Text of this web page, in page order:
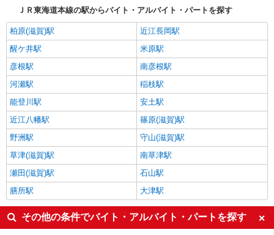
ＪＲ東海道本線の駅からバイト・アルバイト・パートを探す
柏原(滋賀)駅
近江長岡駅
醒ケ井駅
米原駅
彦根駅
南彦根駅
河瀬駅
稲枝駅
能登川駅
安土駅
近江八幡駅
篠原(滋賀)駅
野洲駅
守山(滋賀)駅
草津(滋賀)駅
南草津駅
瀬田(滋賀)駅
石山駅
膳所駅
大津駅
その他の条件でバイト・アルバイト・パートを探す